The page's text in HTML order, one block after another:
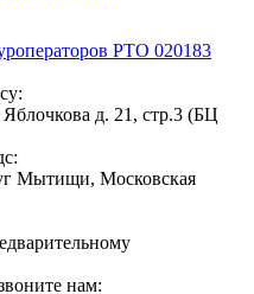
РТО 020183
д. 21, стр.3 (БЦ
Мытищи, Московская
нам: